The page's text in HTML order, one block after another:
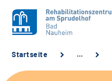
Unsere Klinik
Startseite …